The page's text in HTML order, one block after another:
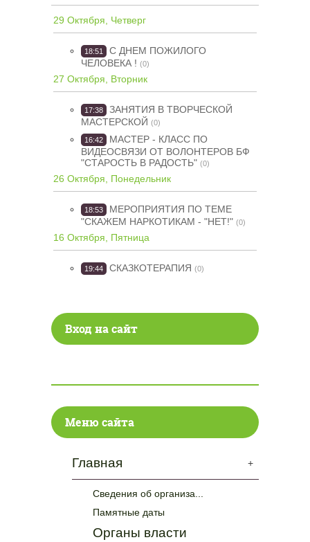
29 Октября, Четверг
18:51
С ДНЕМ ПОЖИЛОГО
ЧЕЛОВЕКА ! (0)
27 Октября, Вторник
17:38
ЗАНЯТИЯ В ТВОРЧЕСКОЙ
МАСТЕРСКОЙ (0)
16:42
МАСТЕР - КЛАСС ПО
ВИДЕОСВЯЗИ ОТ ВОЛОНТЕРОВ БФ
"СТАРОСТЬ В РАДОСТЬ" (0)
26 Октября, Понедельник
18:53
МЕРОПРИЯТИЯ ПО ТЕМЕ
"СКАЖЕМ НАРКОТИКАМ - "НЕТ!" (0)
16 Октября, Пятница
19:44 СКАЗКОТЕРАПИЯ (0)
Вход на сайт
Меню сайта
+
Главная
Сведения об организа...
Памятные даты
Органы власти